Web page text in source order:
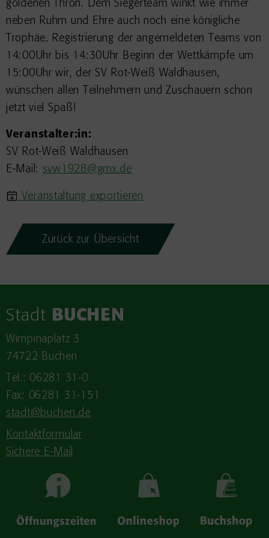
goldenen Thron. Dem Siegerteam winkt wie immer
neben Ruhm und Ehre auch noch eine königliche
Trophäe. Registrierung der angemeldeten Teams von
14:00Uhr bis 14:30Uhr Beginn der Wettkämpfe um
15:00Uhr wir, der SV Rot-Weiß Waldhausen,
wünschen allen Teilnehmern und Zuschauern schon
jetzt viel Spaß!
Veranstalter:in:
SV Rot-Weiß Waldhausen
E-Mail: svw1928@gmx.de
Veranstaltung exportieren
Zurück zur Übersicht
Stadt BUCHEN
Wimpinaplatz 3
74722 Buchen
Tel.: 06281 31-0
Fax: 06281 31-151
stadt@buchen.de
Kontaktformular
Sichere E-Mail